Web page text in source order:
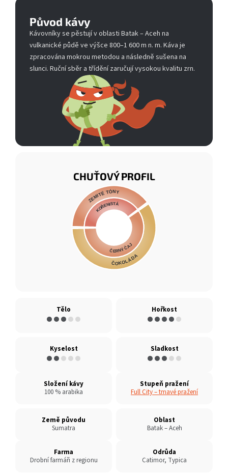
Původ kávy
Kávovníky se pěstují v oblasti Batak – Aceh na
vulkanické půdě ve výšce 800–1 600 m n. m. Káva je
zpracována mokrou metodou a následně sušena na
slunci. Ruční sběr a třídění zaručují vysokou kvalitu zrn.
CHUŤOVÝ PROFIL
ZEMITÉ TÓNY
ČOKOLÁDA
KOŘENISTÁ
ČERNÝ ČAJ
Tělo
●●●●●
Hořkost
●●●●●
Kyselost
●●●●●
Sladkost
●●●●●
Složení kávy
100 % arabika
Stupeň pražení
Full City – tmavé pražení
Země původu
Sumatra
Oblast
Batak – Aceh
Farma
Drobní farmáři z regionu
Odrůda
Catimor, Typica